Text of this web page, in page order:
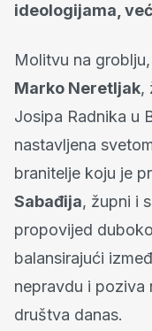
ideologijama,
Molitvu na
Marko Neretljak,
Josipa Radnika u
nastavljena
branitelje koju je
Sabađija, župni i
propovijed
balansirajući
nepravdu i poziva
društva danas.